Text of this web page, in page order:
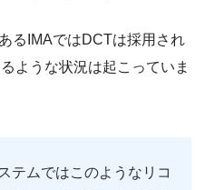
るIMAではDCTは採用され
ような状況は起こっていま
テムではこのようなリコ